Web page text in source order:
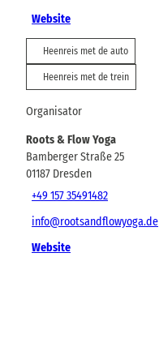
Website
Heenreis met de auto
Heenreis met de trein
Organisator
Roots & Flow Yoga
Bamberger Straße 25
01187 Dresden
+49 157 35491482
info@rootsandflowyoga.de
Website